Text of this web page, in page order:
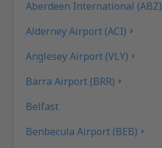
Aberdeen International (ABZ)
Alderney Airport (ACI)
Anglesey Airport (VLY)
Barra Airport (BRR)
Belfast
Benbecula Airport (BEB)